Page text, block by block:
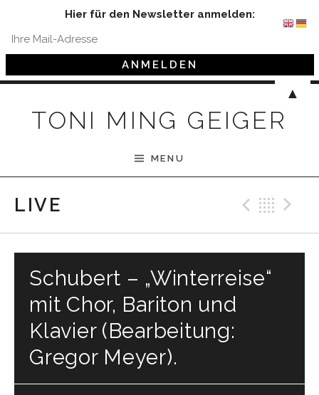
TONI MING GEIGER
MENU
LIVE
Schubert – „Winterreise“
mit Chor, Bariton und
Klavier (Bearbeitung:
Gregor Meyer).
Hier für den Newsletter anmelden:
▲